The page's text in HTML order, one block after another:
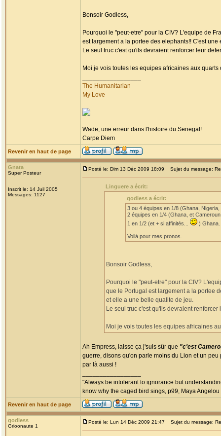
Bonsoir Godless,
Pourquoi le "peut-etre" pour la CIV? L'equipe de
est largement a la portee des elephants!! C'est
Le seul truc c'est qu'ils devraient renforcer leur
Moi je vois toutes les equipes africaines aux
The Humanitarian
My Love
Wade, une erreur dans l'histoire du Senegal!
Carpe Diem
Revenir en haut de page
Gnata
Super Posteur
Inscrit le: 14 Juil 2005
Messages: 1127
Posté le: Dim 13 Déc 2009 18:09 Sujet du message:
Linguere a écrit:
godless a écrit:
3 ou 4 équipes en 1/8 (Ghana,
2 équipes en 1/4 (Ghana, et
1 en 1/2 (et + si affinités...
) Ghana.
Voilà pour mes pronos.
Bonsoir Godless,
Pourquoi le "peut-etre" pour la CIV?
que le Portugal est largement a la portee
et elle a une belle qualite de jeu.
Le seul truc c'est qu'ils devraient renforcer
Moi je vois toutes les equipes africaines
Ah Empress, laisse ça j'suis sûr que "c'est
guerre, disons qu'on parle moins du Lion et un
par là aussi !
"Always be intolerant to ignorance but
know why the caged bird sings, p99, Maya Angelou
Revenir en haut de page
godless
Grioonaute 1
Posté le: Lun 14 Déc 2009 21:47 Sujet du message: